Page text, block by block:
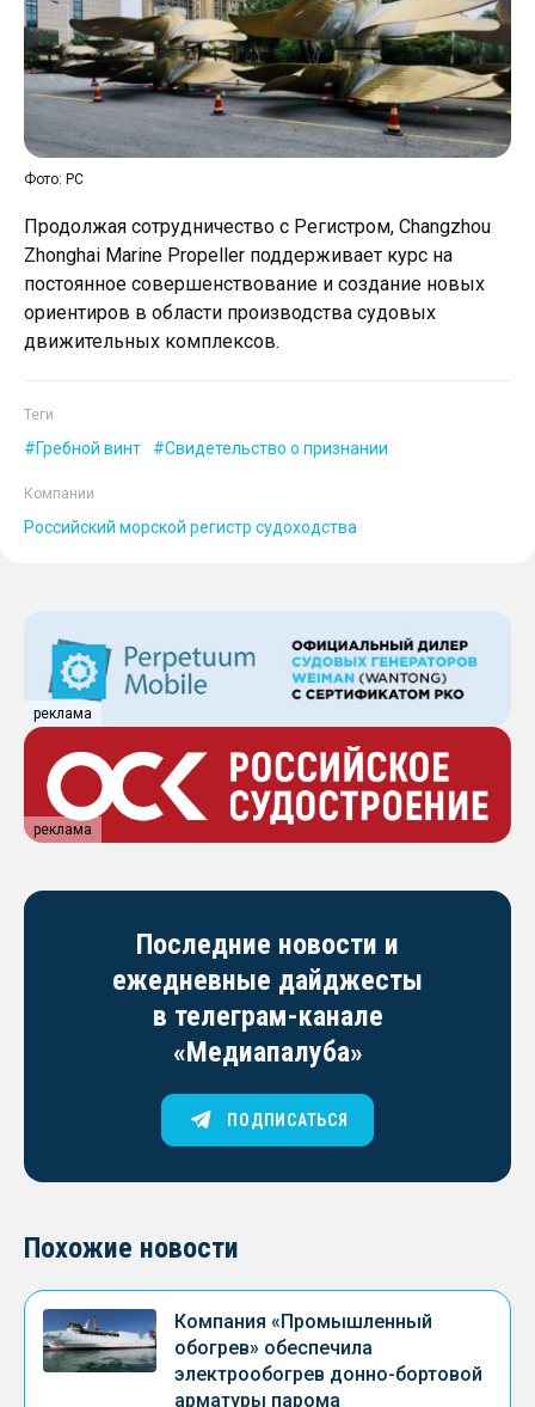
Фото: РС
Продолжая сотрудничество с Регистром, Changzhou
Zhonghai Marine Propeller поддерживает курс на
постоянное совершенствование и создание новых
ориентиров в области производства судовых
движительных комплексов.
Теги
Гребной винт Свидетельство о признании
Компании
Российский морской регистр судоходства
реклама
реклама
Последние новости и
ежедневные дайджесты
в телеграм-канале
«Медиапалуба»
ПОДПИСАТЬСЯ
Похожие новости
Компания «Промышленный
обогрев» обеспечила
электрообогрев донно-бортовой
арматуры парома